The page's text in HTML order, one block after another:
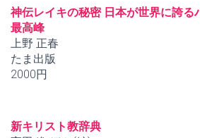
神伝レイキの秘密 日本が世界に誇る
最高峰
上野 正春
たま出版
2000円
新キリスト教辞典